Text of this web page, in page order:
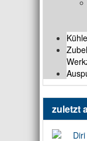
zuletzt